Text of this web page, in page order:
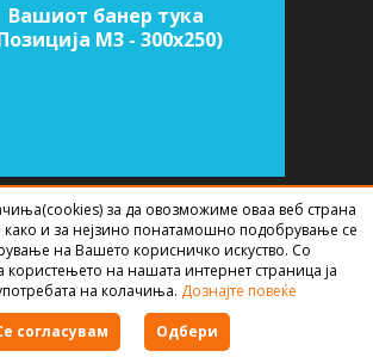
Вашиот банер тука
M3 - 300х250)
ЗА НЕДВИЖНИНИ ИЗРАБОТЕН ОД
BEST NET
STUDIO2026
Правила за користење
за да овозможиме оваа веб страна
и за нејзино понатамошно подобрување се
на Вашето корисничко искуство. Со
на нашата интернет страница ја
на колачиња. Дознајте повеќе
согласувам
Одбери